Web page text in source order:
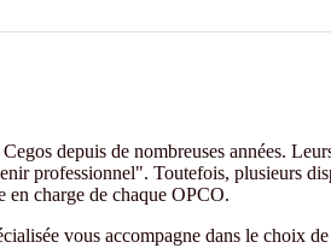
depuis de nombreuses années.
professionnel". Toutefois, plusieurs
en charge de chaque OPCO.
vous accompagne dans le choix